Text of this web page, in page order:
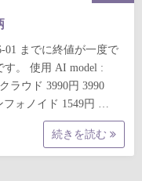
01 までに終値が一度で
す。 使用 AI model :
ウド 3990円 3990
フォノイド 1549円 …
続きを読む